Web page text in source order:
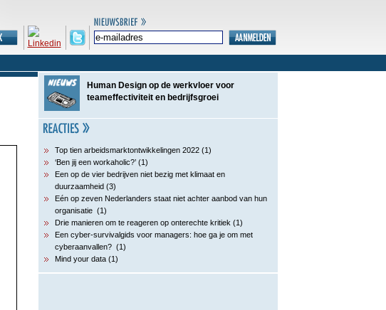
Human Design op de werkvloer voor
teameffectiviteit en bedrijfsgroei
Top tien arbeidsmarktontwikkelingen 2022 (1)
‘Ben jij een workaholic?’ (1)
Een op de vier bedrijven niet bezig met klimaat en
duurzaamheid (3)
Eén op zeven Nederlanders staat niet achter aanbod van hun
organisatie (1)
Drie manieren om te reageren op onterechte kritiek (1)
Een cyber-survivalgids voor managers: hoe ga je om met
cyberaanvallen? (1)
Mind your data (1)